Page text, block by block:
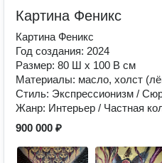
Картина Феникс
Картина Феникс
Год создания: 2024
Размер: 80 Ш x 100 В см
Материалы: масло, холст
Стиль: Экспрессионизм /
Жанр: Интерьер / Частная
900 000 ₽